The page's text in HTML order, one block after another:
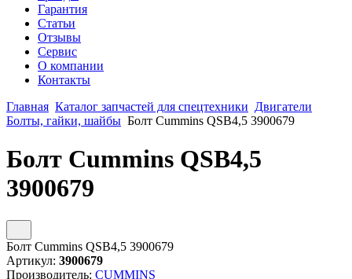
Гарантия
Статьи
Отзывы
Сервис
О компании
Контакты
Главная Каталог запчастей для спецтехники Двигатели
Болты, гайки, шайбы Болт Cummins QSB4,5 3900679
Болт Cummins QSB4,5
3900679
Болт Cummins QSB4,5 3900679
Артикул: 3900679
Производитель: CUMMINS